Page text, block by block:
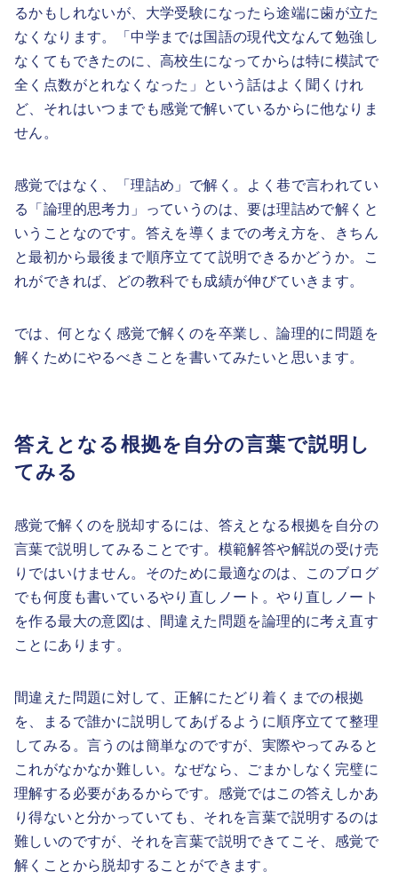
るかもしれないが、大学受験になったら途端に歯が立た
なくなります。「中学までは国語の現代文なんて勉強し
なくてもできたのに、高校生になってからは特に模試で
全く点数がとれなくなった」という話はよく聞くけれ
ど、それはいつまでも感覚で解いているからに他なりま
せん。
感覚ではなく、「理詰め」で解く。よく巷で言われてい
る「論理的思考力」っていうのは、要は理詰めで解くと
いうことなのです。答えを導くまでの考え方を、きちん
と最初から最後まで順序立てて説明できるかどうか。こ
れができれば、どの教科でも成績が伸びていきます。
では、何となく感覚で解くのを卒業し、論理的に問題を
解くためにやるべきことを書いてみたいと思います。
答えとなる根拠を自分の言葉で説明し
てみる
感覚で解くのを脱却するには、答えとなる根拠を自分の
言葉で説明してみることです。模範解答や解説の受け売
りではいけません。そのために最適なのは、このブログ
でも何度も書いているやり直しノート。やり直しノート
を作る最大の意図は、間違えた問題を論理的に考え直す
ことにあります。
間違えた問題に対して、正解にたどり着くまでの根拠
を、まるで誰かに説明してあげるように順序立てて整理
してみる。言うのは簡単なのですが、実際やってみると
これがなかなか難しい。なぜなら、ごまかしなく完璧に
理解する必要があるからです。感覚ではこの答えしかあ
り得ないと分かっていても、それを言葉で説明するのは
難しいのですが、それを言葉で説明できてこそ、感覚で
解くことから脱却することができます。